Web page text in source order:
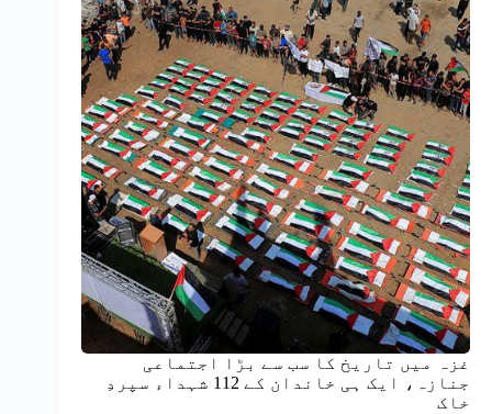
غزہ میں تاریخ کا سب سے بڑا اجتماعی
جنازہ، ایک ہی خاندان کے 112 شہداء سپردِ
خاک